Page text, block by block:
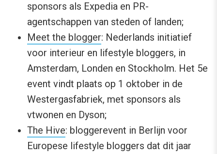
sponsors als Expedia en PR-
agentschappen van steden of landen;
Meet the blogger: Nederlands initiatief
voor interieur en lifestyle bloggers, in
Amsterdam, Londen en Stockholm. Het 5e
event vindt plaats op 1 oktober in de
Westergasfabriek, met sponsors als
vtwonen en Dyson;
The Hive: bloggerevent in Berlijn voor
Europese lifestyle bloggers dat dit jaar